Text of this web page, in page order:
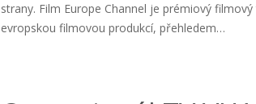
strany. Film Europe Channel je prémiový
evropskou filmovou produkcí, přehledem…